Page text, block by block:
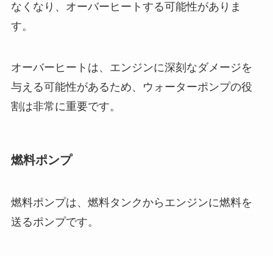
なくなり、オーバーヒートする可能性がありま
す。
オーバーヒートは、エンジンに深刻なダメージを
与える可能性があるため、ウォーターポンプの役
割は非常に重要です。
燃料ポンプ
燃料ポンプは、燃料タンクからエンジンに燃料を
送るポンプです。